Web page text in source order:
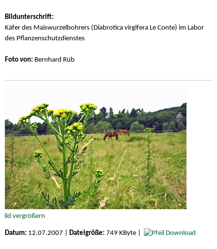
Bildunterschrift:
Käfer des Maiswurzelbohrers (Diabrotica virgifera Le Conte) im Labor
des Pflanzenschutzdienstes
Foto von: Bernhard Rüb
Datum: 12.07.2007 | Dateigröße: 749 KByte | Download